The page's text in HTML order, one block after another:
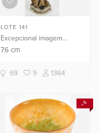
LOTE 141
Excepcional imagem
portuguesa de SANTANA
Senhora ao colo, ricamente
entalhada em madeira com
76 cm
69 9 1364